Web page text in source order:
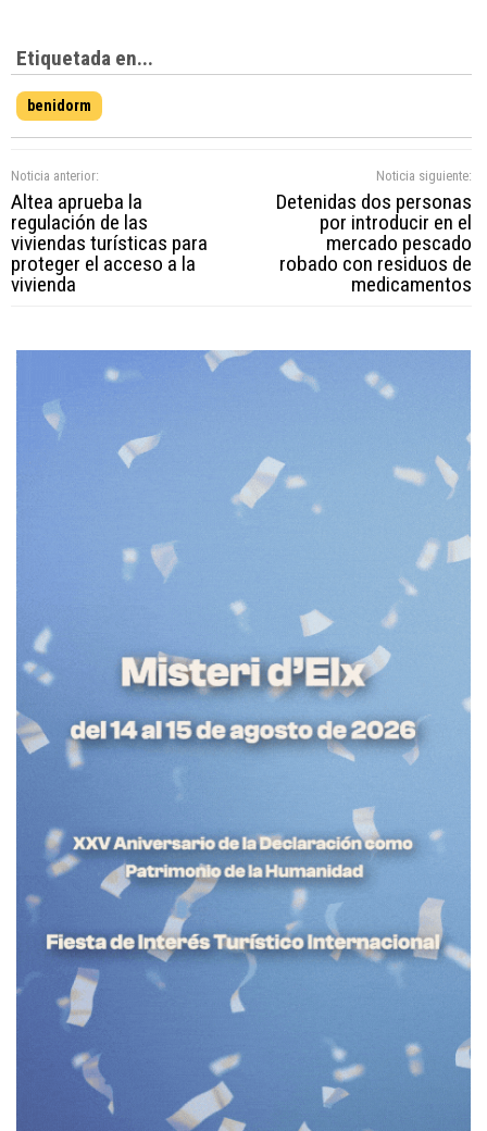
Etiquetada en...
benidorm
Noticia anterior:
Altea aprueba la
regulación de las
viviendas turísticas para
proteger el acceso a la
vivienda
Noticia siguiente:
Detenidas dos personas
por introducir en el
mercado pescado
robado con residuos de
medicamentos